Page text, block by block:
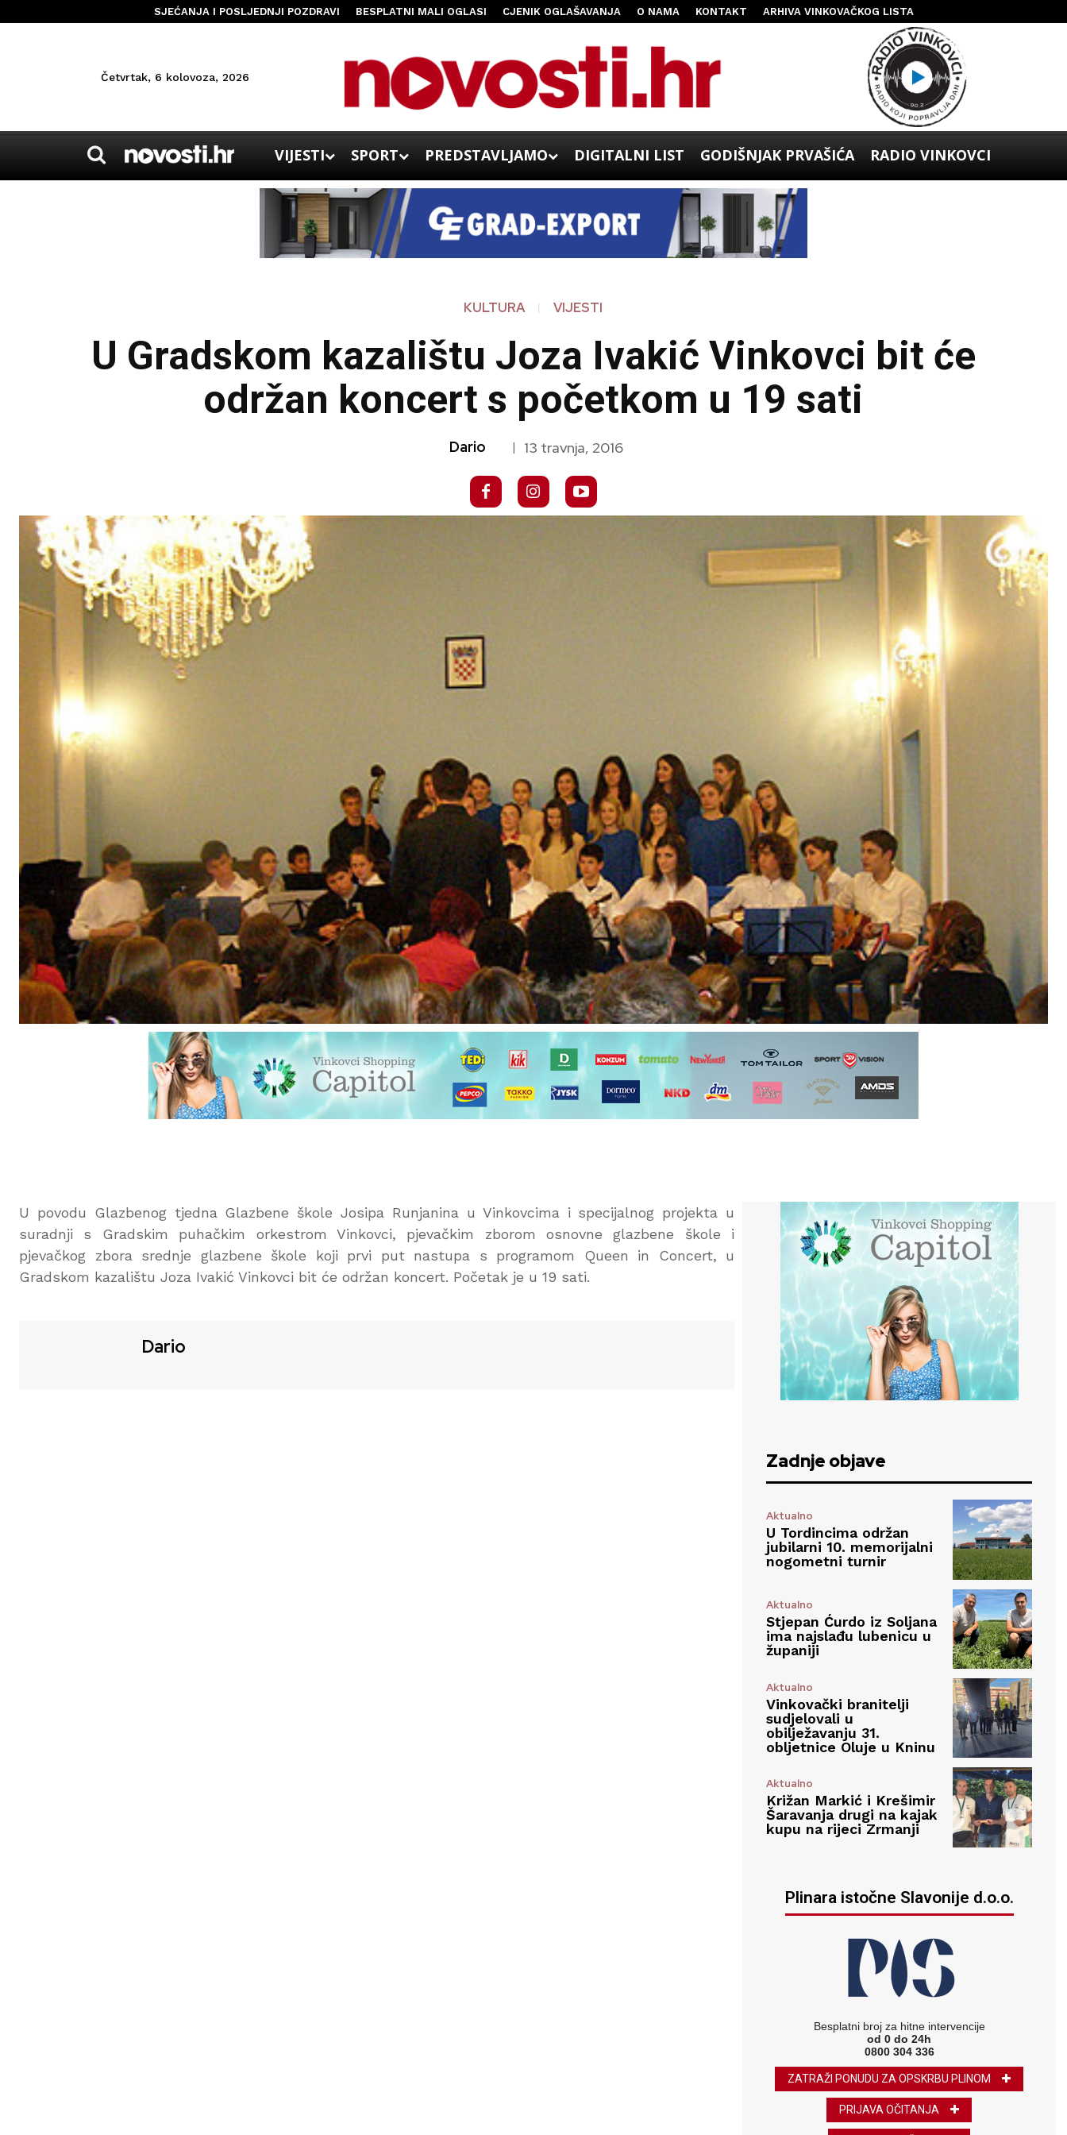
SJEĆANJA I POSLJEDNJI POZDRAVI BESPLATNI MALI OGLASI CJENIK OGLAŠAVANJA O NAMA KONTAKT ARHIVA VINKOVAČKOG LISTA
Četvrtak, 6 kolovoza, 2026
VIJESTI SPORT PREDSTAVLJAMO DIGITALNI LIST GODIŠNJAK PRVAŠIĆA RADIO VINKOVCI
KULTURA VIJESTI
U Gradskom kazalištu Joza Ivakić Vinkovci bit će
održan koncert s početkom u 19 sati
Dario | 13 travnja, 2016
U povodu Glazbenog tjedna Glazbene škole Josipa Runjanina u Vinkovcima i specijalnog projekta u
suradnji s Gradskim puhačkim orkestrom Vinkovci, pjevačkim zborom osnovne glazbene škole i
pjevačkog zbora srednje glazbene škole koji prvi put nastupa s programom Queen in Concert, u
Gradskom kazalištu Joza Ivakić Vinkovci bit će održan koncert. Početak je u 19 sati.
Dario
Zadnje objave
Aktualno
U Tordincima održan
jubilarni 10. memorijalni
nogometni turnir
Aktualno
Stjepan Ćurdo iz Soljana
ima najslađu lubenicu u
županiji
Aktualno
Vinkovački branitelji
sudjelovali u
obilježavanju 31.
obljetnice Oluje u Kninu
Aktualno
Križan Markić i Krešimir
Šaravanja drugi na kajak
kupu na rijeci Zrmanji
Plinara istočne Slavonije d.o.o.
Besplatni broj za hitne intervencije
od 0 do 24h
0800 304 336
ZATRAŽI PONUDU ZA OPSKRBU PLINOM
PRIJAVA OČITANJA